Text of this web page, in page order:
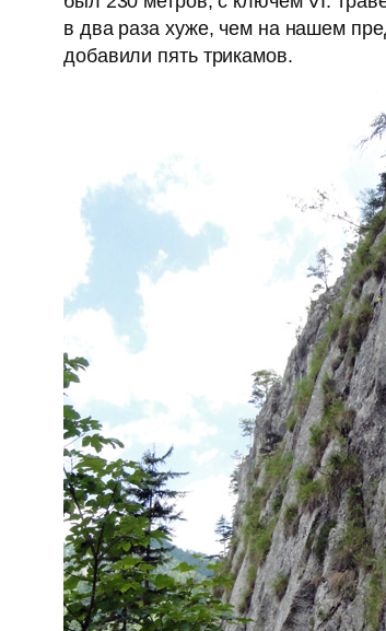
в два раза хуже, чем на нашем
добавили пять трикамов.